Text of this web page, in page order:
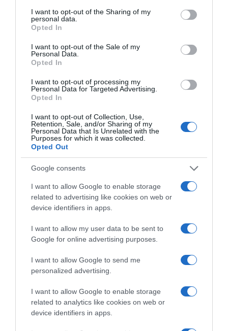
not limited to your visit or usage behaviour. You may click to
grant or deny consent to Google and its third-party tags to
use your data for below specified purposes in below Google
consent section.
I want to opt-out of the Sharing of my
personal data.
Opted In
I want to opt-out of the Sale of my
Personal Data.
Opted In
I want to opt-out of processing my
Personal Data for Targeted Advertising.
Opted In
I want to opt-out of Collection, Use,
Retention, Sale, and/or Sharing of my
Personal Data that Is Unrelated with the
Purposes for which it was collected.
Opted Out
Google consents
I want to allow Google to enable storage
related to advertising like cookies on web or
device identifiers in apps.
I want to allow my user data to be sent to
Google for online advertising purposes.
I want to allow Google to send me
personalized advertising.
I want to allow Google to enable storage
related to analytics like cookies on web or
device identifiers in apps.
ΔΙΑΒΑΣΤΕ ΚΑΙ ΤΑ ΠΑΡΑΚΑΤΩ
Κλασικός Δεκαπενταύγουστος με ηλιοφάνεια, υψηλές
θερμοκρασίες και ισχυρά μελτέμια την εβδομάδα
ΤΟ ΠΑΡΟΝ: Ρυθμιστής ο Αντώνης Σαμαράς – Απειλή
για ΝΔ
Όρθρος και Θεία Λειτουργία live: Δείτε την Κυριακή Ι΄
Όλο και λιγοστεύουν τα παιδιά που γράφονται στην
Α΄ Δημοτικού
Το σχέδιο του Ισραήλ για τους Κούρδους
ΤΟ ΒΙΒΛΙΟ ΣΤΟ “Π”